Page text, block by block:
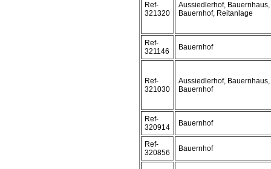
Ref-
321320
Aussiedlerhof, Bauernhaus,
Bauernhof, Reitanlage
Ref-
321146
Bauernhof
Ref-
321030
Aussiedlerhof, Bauernhaus,
Bauernhof
Ref-
320914
Bauernhof
Ref-
320856
Bauernhof